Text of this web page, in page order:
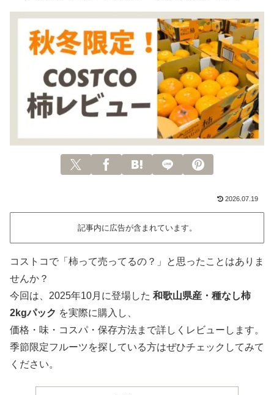
2026.07.19
記事内に広告が含まれています。
コストコで「柿って売ってるの？」と思ったことはありま
せんか？
今回は、2025年10月に登場した 和歌山県産・種なし柿
2kgパック を実際に購入し、
価格・味・コスパ・保存方法まで詳しくレビューします。
季節限定フルーツを探している方はぜひチェックしてみて
ください。